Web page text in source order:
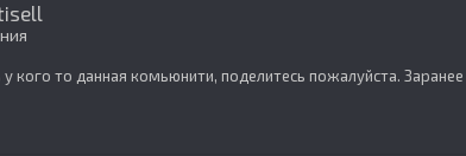
кого то данная комьюнити, поделитесь пожалуйста.